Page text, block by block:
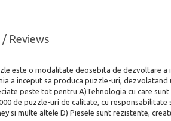
Reviews
este o modalitate deosebita de dezvoltare
a inceput sa produca puzzle-uri,
peste tot pentru A)Tehnologia cu care
de puzzle-uri de calitate, cu
si multe altele D) Piesele sunt rezistente,